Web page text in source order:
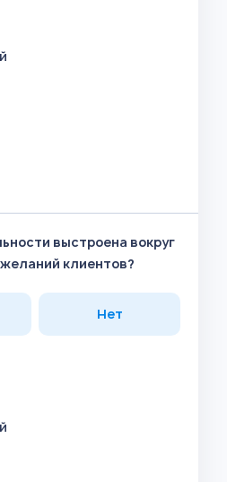
выстроена вокруг
клиентов?
Нет